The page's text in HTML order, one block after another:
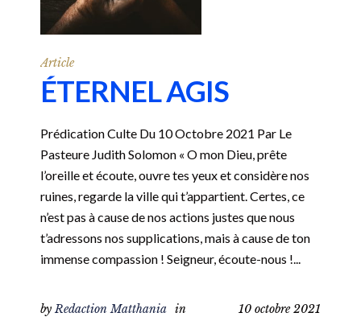
Article
ÉTERNEL AGIS
Prédication Culte Du 10 Octobre 2021 Par Le
Pasteure Judith Solomon « O mon Dieu, prête
l’oreille et écoute, ouvre tes yeux et considère nos
ruines, regarde la ville qui t’appartient. Certes, ce
n’est pas à cause de nos actions justes que nous
t’adressons nos supplications, mais à cause de ton
immense compassion ! Seigneur, écoute-nous !...
10 octobre 2021
byRedaction Matthania in